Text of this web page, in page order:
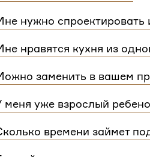
на нашем сайте
нужно спроектировать
от площади. Однако
нравятся кухня из
Такая
заменить в вашем
меня уже взрослый
времени займет